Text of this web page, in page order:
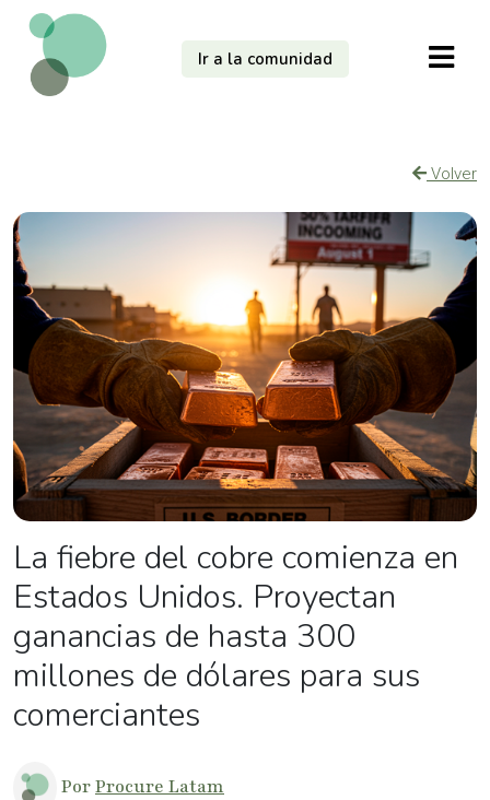
Ir a la comunidad
Volver
La fiebre del cobre comienza en
Estados Unidos. Proyectan
ganancias de hasta 300
millones de dólares para sus
comerciantes
PorProcure Latam